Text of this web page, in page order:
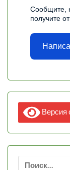
Сообщите,
получите
Версия
Найти: